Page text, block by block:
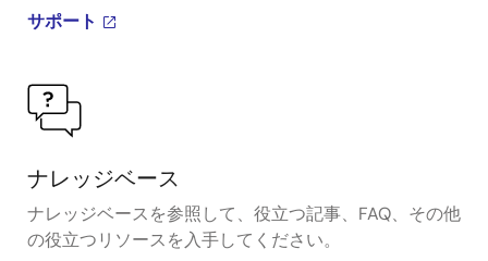
サポート
ナレッジベース
ナレッジベースを参照して、役立つ記事、FAQ、その他
の役立つリソースを入手してください。